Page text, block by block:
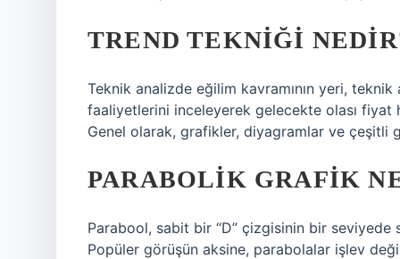
TREND TEKNIĞI
Teknik analizde eğilim kavramının yeri,
faaliyetlerini inceleyerek gelecekte olası
Genel olarak, grafikler, diyagramlar ve çeşitli
PARABOLIK GRAFIK
Parabool, sabit bir “D” çizgisinin bir
Popüler görüşün aksine, parabolalar işlev